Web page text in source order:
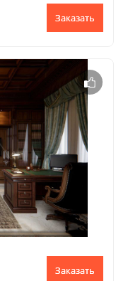
Заказать
Заказать